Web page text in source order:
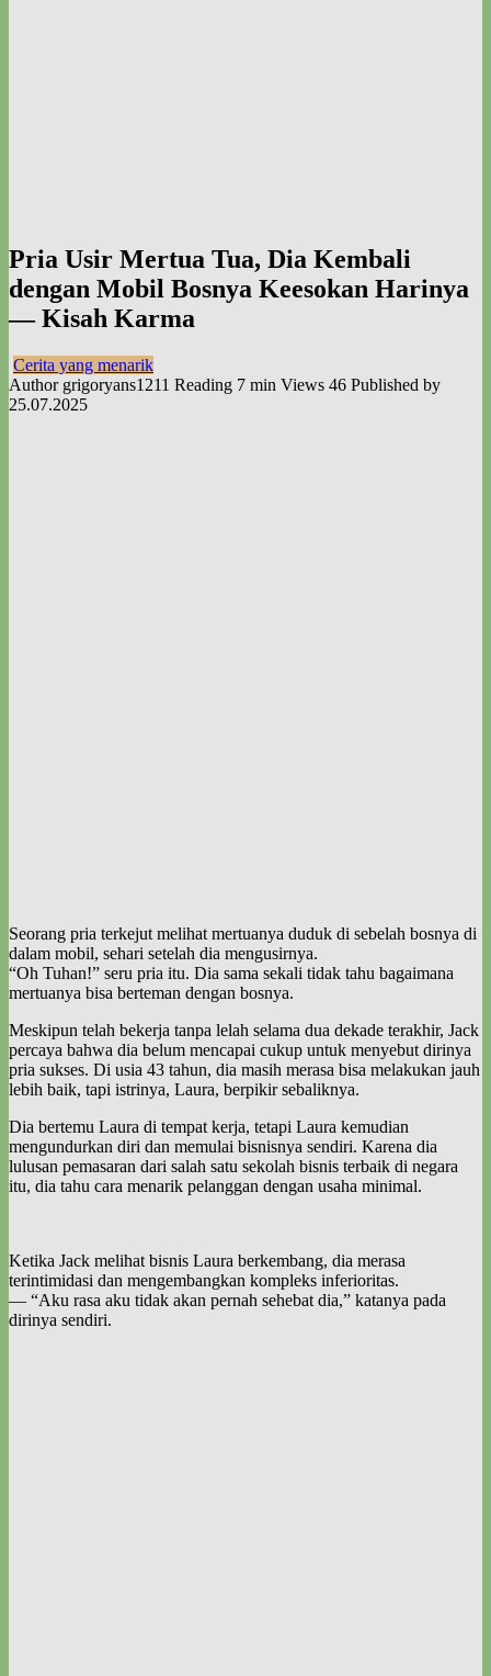
Pria Usir Mertua Tua, Dia Kembali
dengan Mobil Bosnya Keesokan Harinya
— Kisah Karma
Cerita yang menarik
Author grigoryans1211 Reading 7 min Views 46 Published by
25.07.2025
Seorang pria terkejut melihat mertuanya duduk di sebelah bosnya di
dalam mobil, sehari setelah dia mengusirnya.
“Oh Tuhan!” seru pria itu. Dia sama sekali tidak tahu bagaimana
mertuanya bisa berteman dengan bosnya.
Meskipun telah bekerja tanpa lelah selama dua dekade terakhir, Jack
percaya bahwa dia belum mencapai cukup untuk menyebut dirinya
pria sukses. Di usia 43 tahun, dia masih merasa bisa melakukan jauh
lebih baik, tapi istrinya, Laura, berpikir sebaliknya.
Dia bertemu Laura di tempat kerja, tetapi Laura kemudian
mengundurkan diri dan memulai bisnisnya sendiri. Karena dia
lulusan pemasaran dari salah satu sekolah bisnis terbaik di negara
itu, dia tahu cara menarik pelanggan dengan usaha minimal.
Ketika Jack melihat bisnis Laura berkembang, dia merasa
terintimidasi dan mengembangkan kompleks inferioritas.
— “Aku rasa aku tidak akan pernah sehebat dia,” katanya pada
dirinya sendiri.